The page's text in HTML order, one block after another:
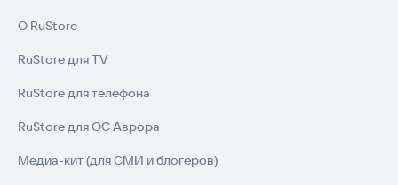
О RuStore
RuStore для TV
RuStore для телефона
RuStore для ОС Аврора
Медиа-кит (для СМИ и блогеров)